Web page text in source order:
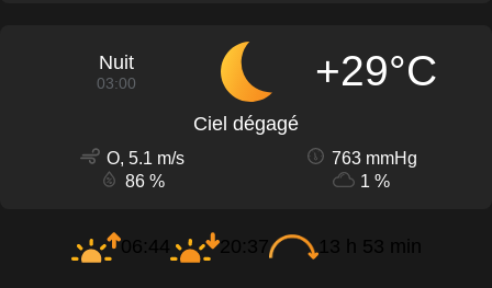
Nuit
03:00 +29°C
Ciel dégagé
O, 5.1 m/s
763 mmHg
86 %
1 %
06:44 20:37 13 h 53 min